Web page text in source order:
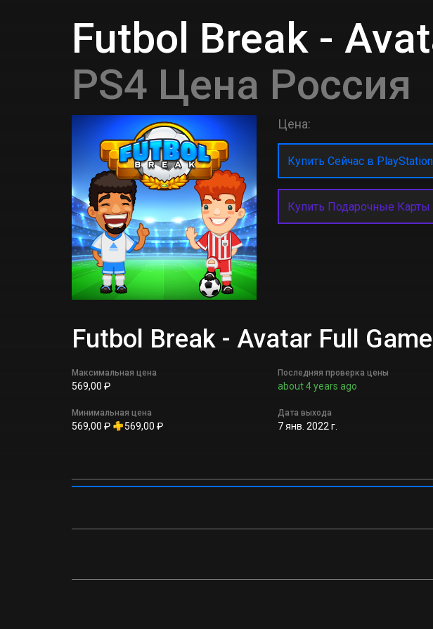
Futbol Break -
PS4 Цена Россия
Цена:
Купить Сейчас в
Купить Подарочные Карты
Futbol Break - Avatar Full
Максимальная цена
569,00 ₽
Минимальная цена
569,00 ₽ 569,00 ₽
Последняя проверка цены
about 4 years ago
Дата выхода
7 янв. 2022 г.